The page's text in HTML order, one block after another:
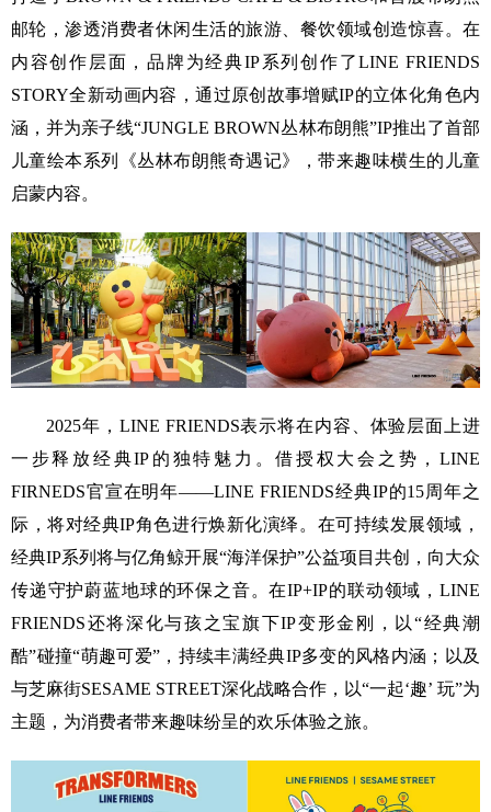
邮轮，渗透消费者休闲生活的旅游、餐饮领域创造惊喜。在
内容创作层面，品牌为经典IP系列创作了LINE FRIENDS
STORY全新动画内容，通过原创故事增赋IP的立体化角色内
涵，并为亲子线“JUNGLE BROWN丛林布朗熊”IP推出了首部
儿童绘本系列《丛林布朗熊奇遇记》，带来趣味横生的儿童
启蒙内容。
2025年，LINE FRIENDS表示将在内容、体验层面上进
一步释放经典IP的独特魅力。借授权大会之势，LINE
FIRNEDS官宣在明年——LINE FRIENDS经典IP的15周年之
际，将对经典IP角色进行焕新化演绎。在可持续发展领域，
经典IP系列将与亿角鲸开展“海洋保护”公益项目共创，向大众
传递守护蔚蓝地球的环保之音。在IP+IP的联动领域，LINE
FRIENDS还将深化与孩之宝旗下IP变形金刚，以“经典潮
酷”碰撞“萌趣可爱”，持续丰满经典IP多变的风格内涵；以及
与芝麻街SESAME STREET深化战略合作，以“一起‘趣’ 玩”为
主题，为消费者带来趣味纷呈的欢乐体验之旅。